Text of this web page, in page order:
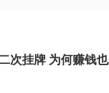
次挂牌 为何赚钱也